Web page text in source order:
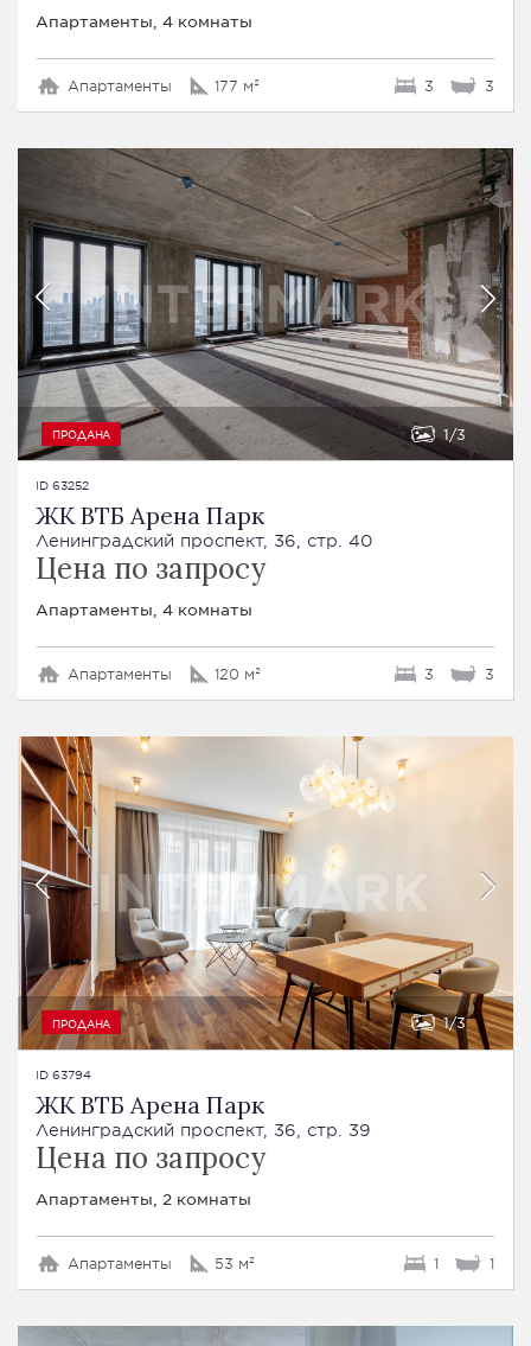
Апартаменты, 4 комнаты
Апартаменты 177 м² 3 3
ПРОДАНА 1 3
ID 63252
ЖК ВТБ Арена Парк
Ленинградский проспект, 36, стр. 40
Цена по запросу
Апартаменты, 4 комнаты
Апартаменты 120 м² 3 3
ПРОДАНА 1 3
ID 63794
ЖК ВТБ Арена Парк
Ленинградский проспект, 36, стр. 39
Цена по запросу
Апартаменты, 2 комнаты
Апартаменты 53 м² 1 1